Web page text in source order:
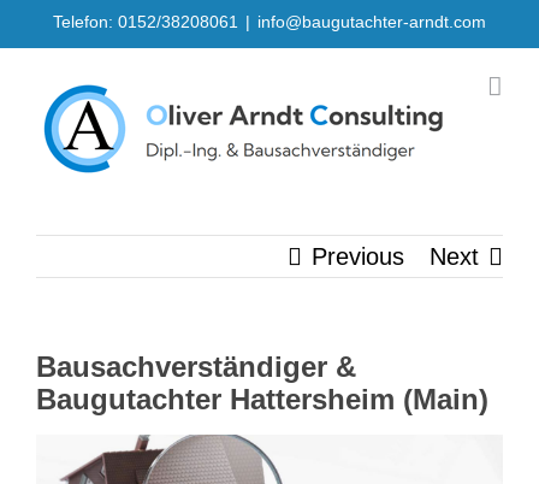
to
content
Telefon: 0152/38208061 | info@baugutachter-arndt.com
Previous Next
Bausachverständiger &
Baugutachter Hattersheim (Main)